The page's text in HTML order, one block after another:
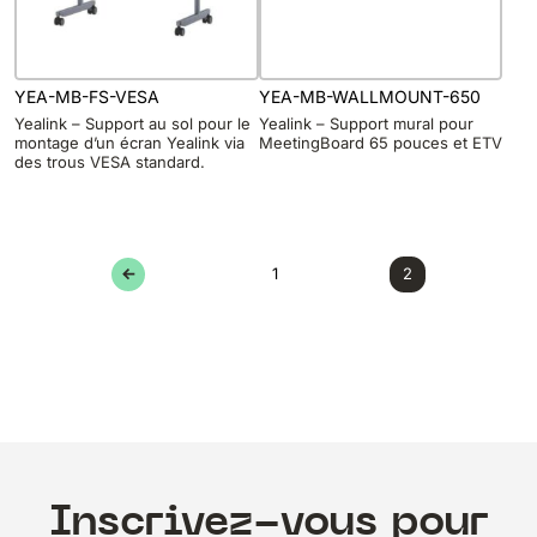
YEA-MB-FS-VESA
Yealink – Support au sol pour le
montage d’un écran Yealink via
des trous VESA standard.
YEA-MB-WALLMOUNT-650
Yealink – Support mural pour
MeetingBoard 65 pouces et ETV
← 1 2
Inscrivez-vous pour